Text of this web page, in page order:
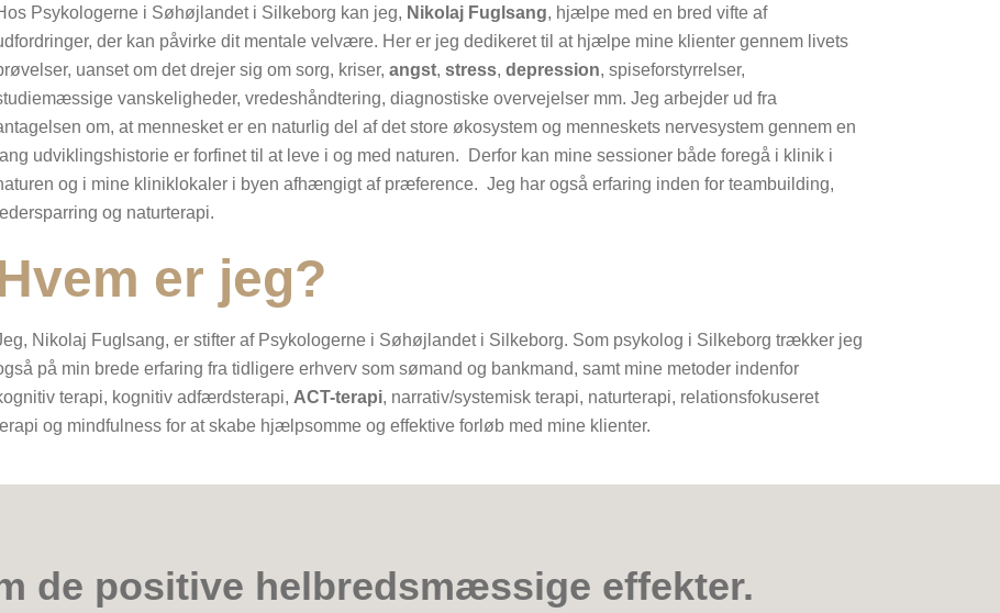
Psykologerne i Søhøjlandet i Silkeborg kan jeg, Nikolaj Fuglsang, hjælpe med en bred vifte af
der kan påvirke dit mentale velvære. Her er jeg dedikeret til at hjælpe mine klienter gennem livets
uanset om det drejer sig om sorg, kriser, angst,stress, depression, spiseforstyrrelser,
vanskeligheder, vredeshåndtering, diagnostiske overvejelser mm. Jeg arbejder ud fra
om, at mennesket er en naturlig del af det store økosystem og menneskets nervesystem gennem en
lang udviklingshistorie er forfinet til at leve i og med naturen. Derfor kan mine sessioner både foregå i klinik i
og i mine kliniklokaler i byen afhængigt af præference. Jeg har også erfaring inden for teambuilding,
ledersparring og naturterapi.
er jeg?
Nikolaj Fuglsang, er stifter af Psykologerne i Søhøjlandet i Silkeborg. Som psykolog i Silkeborg trækker jeg
på min brede erfaring fra tidligere erhverv som sømand og bankmand, samt mine metoder indenfor
terapi, kognitiv adfærdsterapi,ACT-terapi, narrativ/systemisk terapi, naturterapi, relationsfokuseret
og mindfulness for at skabe hjælpsomme og effektive forløb med mine klienter.
de positive helbredsmæssige effekter.